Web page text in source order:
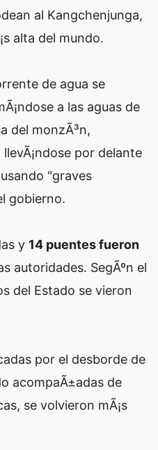
al Kangchenjunga,
alta del mundo.
de agua se
a las aguas de
del monzÃ³n,
por delante
"graves
gobierno.
y 14 puentes fueron
autoridades. SegÃºn el
del Estado se vieron
por el desborde de
acompaÃ±adas de
se volvieron mÃ¡s